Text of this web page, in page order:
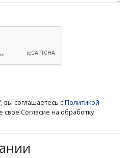
соглашаетесь сПолитикой
свое Согласие на обработку